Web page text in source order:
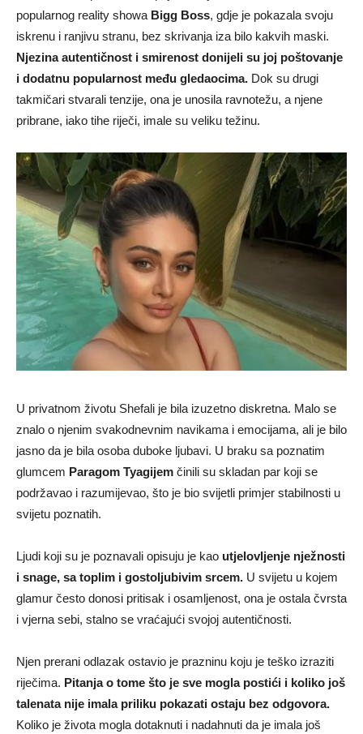
popularnog reality showa Bigg Boss, gdje je pokazala svoju
iskrenu i ranjivu stranu, bez skrivanja iza bilo kakvih maski.
Njezina autentičnost i smirenost donijeli su joj poštovanje
i dodatnu popularnost među gledaocima. Dok su drugi
takmičari stvarali tenzije, ona je unosila ravnotežu, a njene
pribrane, iako tihe riječi, imale su veliku težinu.
U privatnom životu Shefali je bila izuzetno diskretna. Malo se
znalo o njenim svakodnevnim navikama i emocijama, ali je bilo
jasno da je bila osoba duboke ljubavi. U braku sa poznatim
glumcem Paragom Tyagijem činili su skladan par koji se
podržavao i razumijevao, što je bio svijetli primjer stabilnosti u
svijetu poznatih.
Ljudi koji su je poznavali opisuju je kao utjelovljenje nježnosti
i snage, sa toplim i gostoljubivim srcem. U svijetu u kojem
glamur često donosi pritisak i osamljenost, ona je ostala čvrsta
i vjerna sebi, stalno se vraćajući svojoj autentičnosti.
Njen prerani odlazak ostavio je prazninu koju je teško izraziti
riječima. Pitanja o tome što je sve mogla postići i koliko još
talenata nije imala priliku pokazati ostaju bez odgovora.
Koliko je života mogla dotaknuti i nadahnuti da je imala još